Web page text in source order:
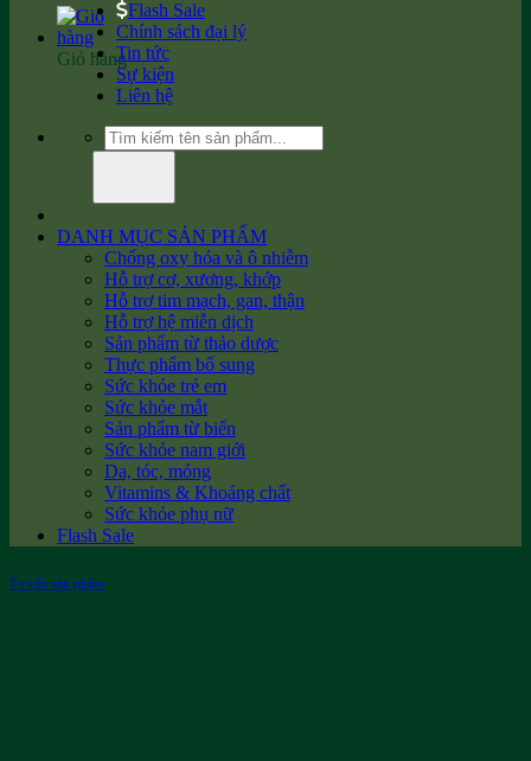
Giỏ hàng
Flash Sale
Chính sách đại lý
Tin tức
Sự kiện
Liên hệ
Tìm
kiếm:
DANH MỤC SẢN PHẨM
Chống oxy hóa và ô nhiễm
Hỗ trợ cơ, xương, khớp
Hỗ trợ tim mạch, gan, thận
Hỗ trợ hệ miễn dịch
Sản phẩm từ thảo dược
Thực phẩm bổ sung
Sức khỏe trẻ em
Sức khỏe mắt
Sản phẩm từ biển
Sức khỏe nam giới
Da, tóc, móng
Vitamins & Khoáng chất
Sức khỏe phụ nữ
Flash Sale
Tư vấn sản phẩm